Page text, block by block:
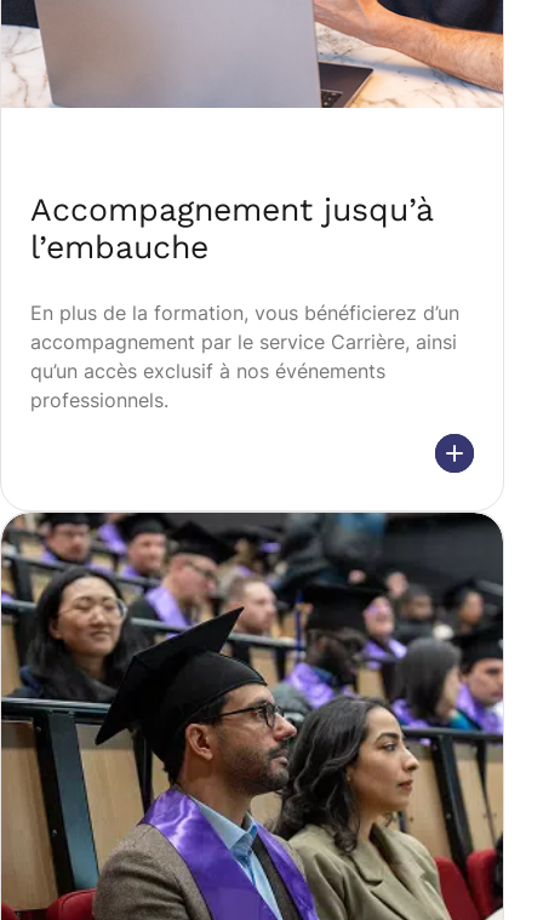
Accompagnement jusqu’à
l’embauche
En plus de la formation, vous bénéficierez d’un
accompagnement par le service Carrière, ainsi
qu’un accès exclusif à nos événements
professionnels.